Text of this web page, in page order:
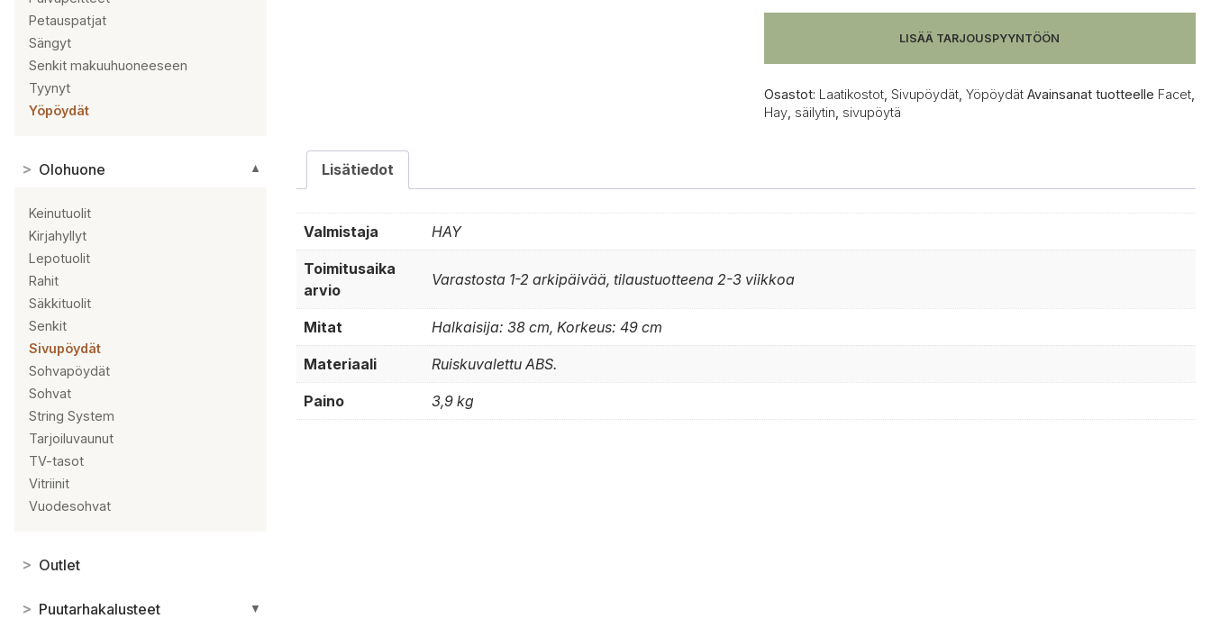
Petauspatjat
Sängyt
Senkit makuuhuoneeseen
Tyynyt
Yöpöydät
> Olohuone ▼
Keinutuolit
Kirjahyllyt
Lepotuolit
Rahit
Säkkituolit
Senkit
Sivupöydät
Sohvapöydät
Sohvat
String System
Tarjoiluvaunut
TV-tasot
Vitriinit
Vuodesohvat
> Outlet
> Puutarhakalusteet ▼
minttu
LISÄÄ TARJOUSPYYNTÖÖN
Osastot: Laatikostot, Sivupöydät, Yöpöydät Avainsanat tuotteelle Facet,
Hay, säilytin sivupöytä
Lisätiedot
Valmistaja HAY
Toimitusaika
arvio
Varastosta 1-2 arkipäivää, tilaustuotteena 2-3 viikkoa
Mitat Halkaisija: 38 cm, Korkeus: 49 cm
Materiaali Ruiskuvalettu ABS.
Paino 3,9 kg